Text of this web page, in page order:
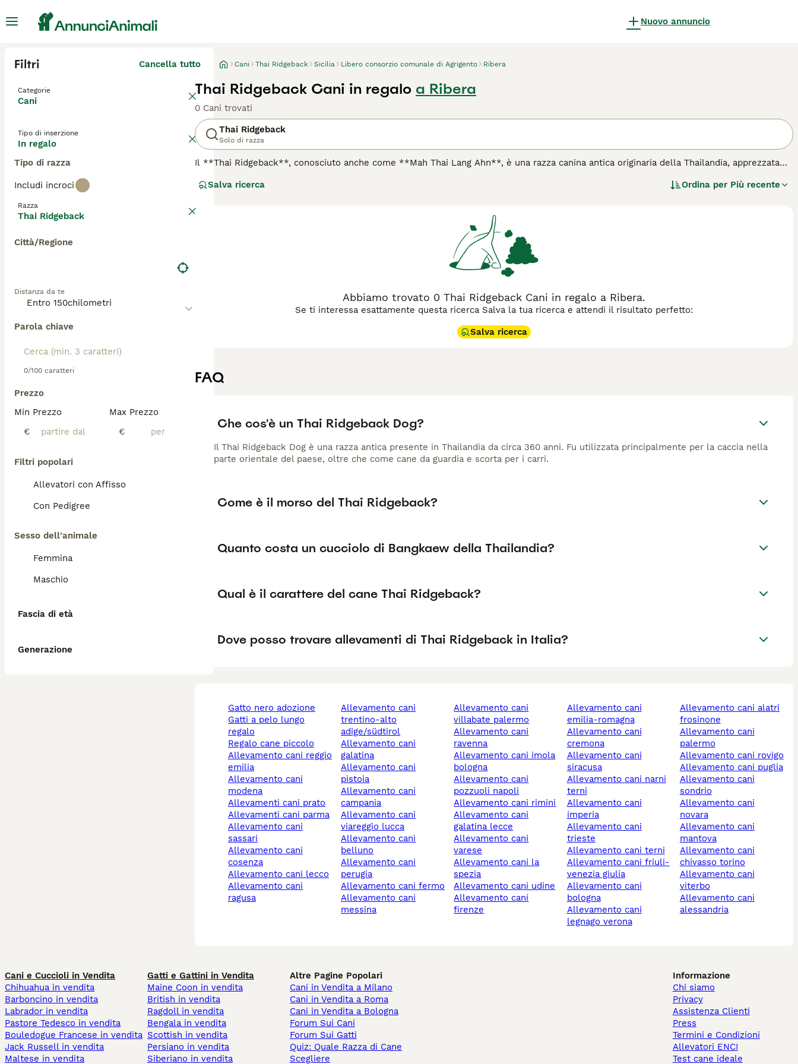
Nuovo annuncio
Filtri Cancella tutto
Categorie
Cani
Tipo di inserzione
In regalo
Tipo di razza
Includi incroci
Razza
Thai Ridgeback
Città/Regione
Distanza da te
Parola chiave
0/100 caratteri
Prezzo
Min Prezzo
€
Max Prezzo
€
Filtri popolari
Allevatori con Affisso
Con Pedigree
Sesso dell'animale
Femmina
Maschio
Fascia di età
Generazione
Cani Thai Ridgeback Sicilia Libero consorzio comunale di Agrigento Ribera
Thai Ridgeback Cani in regalo a Ribera
0 Cani trovati
Thai Ridgeback
Solo di razza
Il **Thai Ridgeback**, conosciuto anche come **Mah Thai Lang Ahn**, è una razza canina antica originaria della Thailandia, apprezzata
caccia, guardiano e compagno nelle aree rurali thailandesi. Il tratto distintivo del Thai Ridgeback è la cresta di pelo che corre lungo la
muscoloso, atletico, con un mantello corto e liscio che può presentarsi in diverse tonalità: blu, nero, rosso e fulvo, spesso accompagnato
da una maschera nera, soprattutto nei colori rosso e fulvo. Il temperamento del **ridgeback thailandese** è intelligente, indipendente e
molto leale; è un cane protettivo e riservato verso gli estranei, che necessita di una socializzazione precoce per evitare comportamenti
aggressivi. Adatto a proprietari esperti che possono garantire un’attività fisica intensa e addestramento costante, il **Thai Ridgeback** è
un eccellente compagno per chi ha uno stile di vita attivo e cerca un guardiano fedele. Parole chiave rilevanti includono “thai ridgeback
prezzo”, “thai ridgeback temperamento”, “cuccioli thai ridgeback” e “thai ridgeback vendita”.
Salva ricerca Ordina per Più recente
Abbiamo trovato 0 Thai Ridgeback Cani in regalo a Ribera.
Se ti interessa esattamente questa ricerca Salva la tua ricerca e attendi il risultato perfetto:
Salva ricerca
FAQ
Che cos'è un Thai Ridgeback Dog?
Il Thai Ridgeback Dog è una razza antica presente in Thailandia da circa 360 anni. Fu utilizzata principalmente per la caccia nella
parte orientale del paese, oltre che come cane da guardia e scorta per i carri.
Come è il morso del Thai Ridgeback?
Quanto costa un cucciolo di Bangkaew della Thailandia?
Qual è il carattere del cane Thai Ridgeback?
Dove posso trovare allevamenti di Thai Ridgeback in Italia?
gatto nero adozione
gatti a pelo lungo
regalo
regalo cane piccolo
allevamento cani reggio
emilia
allevamento cani
modena
allevamenti cani prato
allevamenti cani parma
allevamento cani
sassari
allevamento cani
cosenza
allevamento cani lecco
allevamento cani
ragusa
allevamento cani
trentino-alto
adige/südtirol
allevamento cani
galatina
allevamento cani
pistoia
allevamento cani
campania
allevamento cani
viareggio lucca
allevamento cani
belluno
allevamento cani
perugia
allevamento cani fermo
allevamento cani
messina
allevamento cani
villabate palermo
allevamento cani
ravenna
allevamento cani imola
bologna
allevamento cani
pozzuoli napoli
allevamento cani rimini
allevamento cani
galatina lecce
allevamento cani
varese
allevamento cani la
spezia
allevamento cani udine
allevamento cani
firenze
allevamento cani
emilia-romagna
allevamento cani
cremona
allevamento cani
siracusa
allevamento cani narni
terni
allevamento cani
imperia
allevamento cani
trieste
allevamento cani terni
allevamento cani friuli-
venezia giulia
allevamento cani
bologna
allevamento cani
legnago verona
allevamento cani alatri
frosinone
allevamento cani
palermo
allevamento cani rovigo
allevamento cani puglia
allevamento cani
sondrio
allevamento cani
novara
allevamento cani
mantova
allevamento cani
chivasso torino
allevamento cani
viterbo
allevamento cani
alessandria
Cani e Cuccioli in Vendita
Chihuahua in vendita
Barboncino in vendita
Labrador in vendita
Pastore Tedesco in vendita
Bouledogue Francese in vendita
Jack Russell in vendita
Maltese in vendita
Gatti e Gattini in Vendita
Maine Coon in vendita
British in vendita
Ragdoll in vendita
Bengala in vendita
Scottish in vendita
Persiano in vendita
Siberiano in vendita
Altre Pagine Popolari
Cani in Vendita a Milano
Cani in Vendita a Roma
Cani in Vendita a Bologna
Forum Sui Cani
Forum Sui Gatti
Quiz: Quale Razza di Cane
Scegliere
Informazione
Chi siamo
Privacy
Assistenza Clienti
Press
Termini e Condizioni
Allevatori ENCI
Test cane ideale